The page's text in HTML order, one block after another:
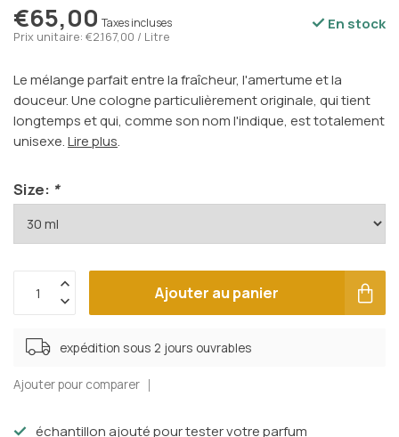
€65,00 Taxes incluses
Prix unitaire: €2.167,00 / Litre
En stock
Le mélange parfait entre la fraîcheur, l'amertume et la
douceur. Une cologne particulièrement originale, qui tient
longtemps et qui, comme son nom l'indique, est totalement
unisexe.Lire plus.
Size: *
Ajouter au panier
expédition sous 2 jours ouvrables
Ajouter pour comparer
échantillon ajouté pour tester votre parfum